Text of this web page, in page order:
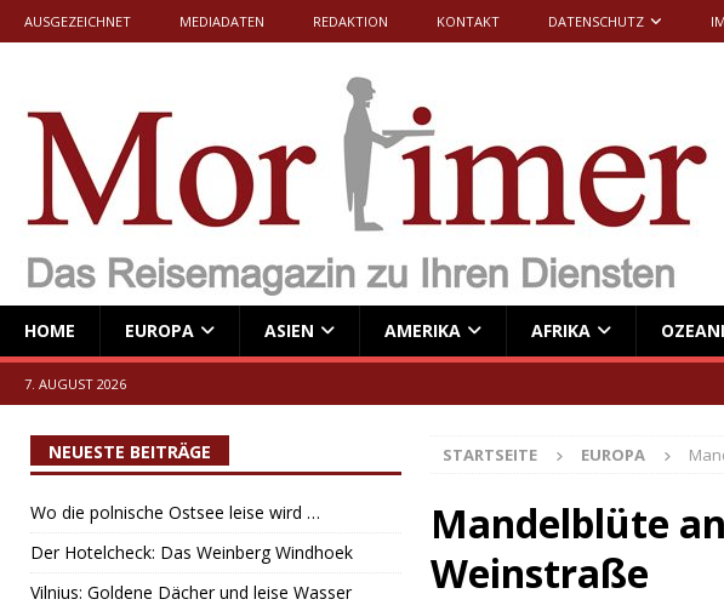
AUSGEZEICHNET MEDIADATEN REDAKTION KONTAKT DATENSCHUTZ
HOME EUROPA ASIEN AMERIKA AFRIKA
7. AUGUST 2026
STARTSEITE EUROPA
Mandelblüte
Weinstraße
NEUESTE BEITRÄGE
Wo die polnische Ostsee leise wird …
Der Hotelcheck: Das Weinberg Windhoek
Vilnius: Goldene Dächer und leise Wasser